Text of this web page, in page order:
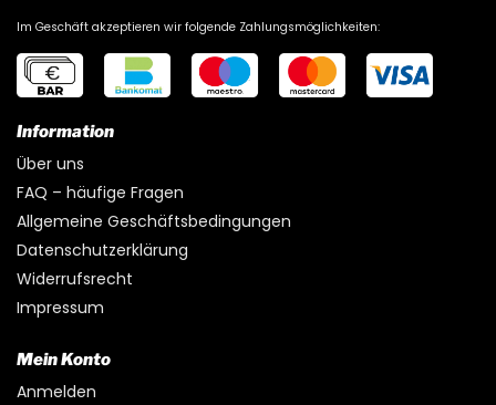
Im Geschäft akzeptieren wir folgende Zahlungsmöglichkeiten:
Information
Über uns
FAQ – häufige Fragen
Allgemeine Geschäftsbedingungen
Datenschutzerklärung
Widerrufsrecht
Impressum
Mein Konto
Anmelden